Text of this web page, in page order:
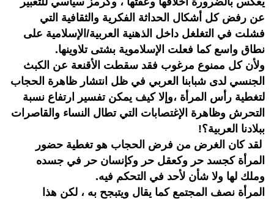
عن رفض كل أشكال الحداثة الفكرية والثقافية التي
فشلت في التغلغل داخل الذهنية العربية/الإسلامية على
نطاق واسع كما فعلت الإسلاموية بشتى تلاوينها.
ولأن كل ممنوع مرغوب فقد سقطت الأقنعة عن الكبث
الجنسي لدى شبابنا العربي في ظل انتشار ظاهرة الحجاب
لتغطية رأس المرأة ،وإلا كيف يمكن تفسير ارتفاع نسبة
التحرش وظاهرة الإغتصابات التي تطال النساء والقاصرات
ببلادنا العربية؟!
لقد كان الغرض من فرض الحجاب هو تغطية حضور
المرأة كجسد حر وكعقل حر وكإنسان حر في جسده
وملك لها ولا شأن لأحد في التحكم فيه.
المرأة نصف المجتمع كما يقال ويتبجح به ، لكن هذا